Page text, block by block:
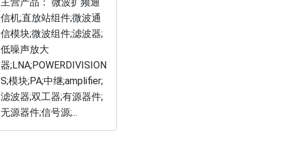
信机;直放站组件;微波通
信模块;微波组件;滤波器;
低噪声放大
器;LNA;POWERDIVISION
S;模块;PA;中继;amplifier;
滤波器;双工器;有源器件;
无源器件;信号源;...